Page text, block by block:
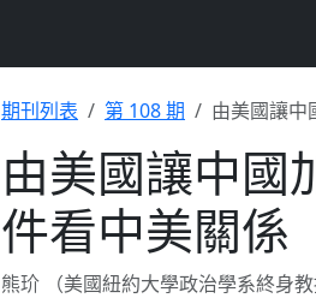
期刊列表 第 108 期 由美國讓中
由美國讓中國
件看中美關係
熊玠 （美國紐約大學政治學系終身教